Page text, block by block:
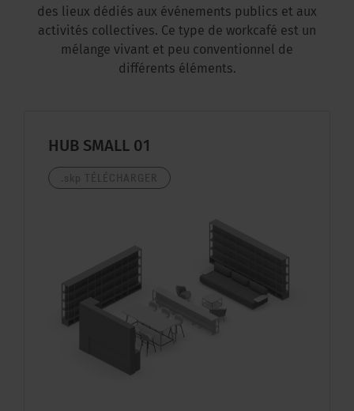
des lieux dédiés aux événements publics et aux
activités collectives. Ce type de workcafé est un
mélange vivant et peu conventionnel de
différents éléments.
HUB SMALL 01